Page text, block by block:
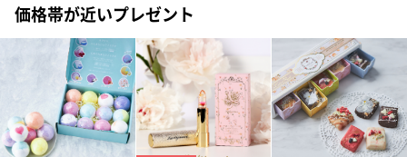
価格帯が近いプレゼント